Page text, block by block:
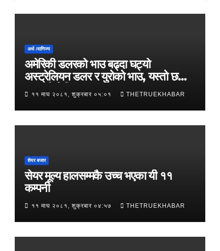
अर्थ /वाणिज्य
अमेरिकी डलरको भाउ बढ्दा घट्यो
अस्ट्रेलियन डलर र युरोको भाउ, यस्तो छ
आजको विनिमयदर
११ माघ २०८१, शुक्रबार ०५:०१ THETRUEKHABAR
शेयर बजार
सेयर मूल्य हालसम्मकै उच्च भएका यी ११
कम्पनी
११ माघ २०८१, शुक्रबार ०४:५७ THETRUEKHABAR